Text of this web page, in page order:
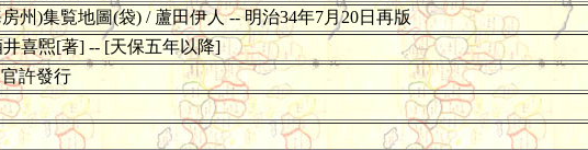
州)集覧地圖(袋) / 蘆田伊人 -- 明治34年7月20日再版
喜煕[著] -- [天保五年以降]
許發行